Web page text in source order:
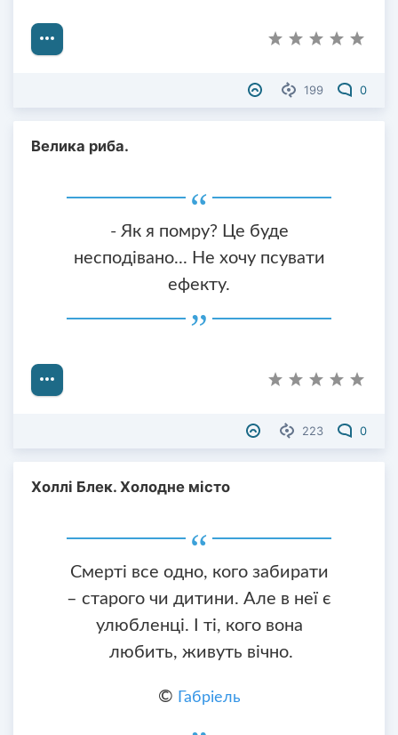
199 0
Велика риба.
- Як я помру? Це буде
несподівано... Не хочу псувати
ефекту.
223 0
Холлі Блек. Холодне місто
Смерті все одно, кого забирати
– старого чи дитини. Але в неї є
улюбленці. І ті, кого вона
любить, живуть вічно.
© Габріель